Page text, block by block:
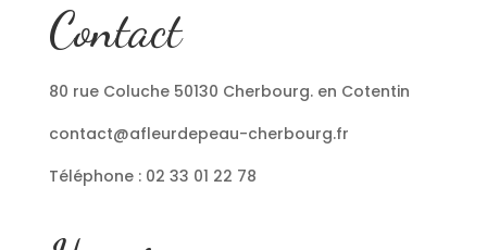
Contact
80 rue Coluche 50130 Cherbourg. en Cotentin
contact@afleurdepeau-cherbourg.fr
Téléphone : 02 33 01 22 78